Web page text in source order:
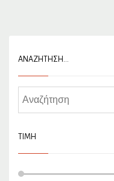
ΑΝΑΖΉΤΗΣΗ…
ΤΙΜΉ